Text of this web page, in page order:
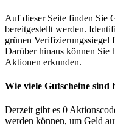
Auf dieser Seite finden Sie
bereitgestellt werden.
grünen Verifizierungssiegel
Darüber hinaus können Sie
Aktionen erkunden.
Wie viele Gutscheine sind
Derzeit gibt es 0
werden können, um Geld